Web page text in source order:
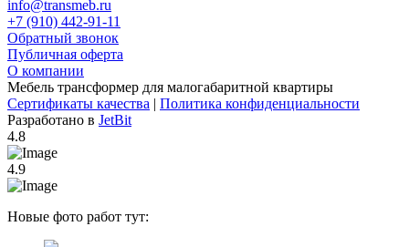
info@transmeb.ru
+7 (910) 442-91-11
Обратный звонок
Публичная оферта
О компании
Мебель трансформер для малогабаритной квартиры
Сертификаты качества | Политика конфиденциальности
Разработано в JetBit
4.8
4.9
Новые фото работ тут: